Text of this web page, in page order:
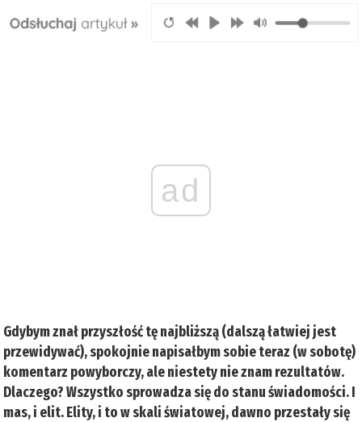
ad
Gdybym znał przyszłość tę najbliższą (dalszą łatwiej jest
przewidywać), spokojnie napisałbym sobie teraz (w sobotę)
komentarz powyborczy, ale niestety nie znam rezultatów.
Dlaczego? Wszystko sprowadza się do stanu świadomości. I
mas, i elit. Elity, i to w skali światowej, dawno przestały się